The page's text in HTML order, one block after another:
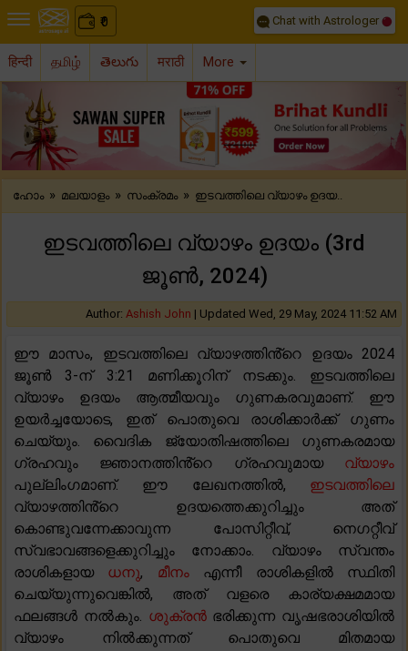
₹
0 Chat with Astrologer
हिन्दी தமிழ் తెలుగు मराठी More
Previous
ഹോം » മലയാളം » സംക്രമം » ഇടവത്തിലെ വ്യാഴം ഉദയ..
ഇടവത്തിലെ വ്യാഴം ഉദയം (3rd
ജൂൺ, 2024)
Author: Ashish John | Updated Wed, 29 May, 2024 11:52 AM
ഈ മാസം, ഇടവത്തിലെ വ്യാഴത്തിൻ്റെ ഉദയം 2024
ജൂൺ 3-ന് 3:21 മണിക്കൂറിന് നടക്കും. ഇടവത്തിലെ
വ്യാഴം ഉദയം ആത്മീയവും ഗുണകരവുമാണ്. ഈ
ഉയർച്ചയോടെ, ഇത് പൊതുവെ രാശിക്കാർക്ക് ഗുണം
ചെയ്യും. വൈദിക ജ്യോതിഷത്തിലെ ഗുണകരമായ
ഗ്രഹവും ജ്ഞാനത്തിൻ്റെ ഗ്രഹവുമായ വ്യാഴം
പുല്ലിംഗമാണ്. ഈ ലേഖനത്തിൽ, ഇടവത്തിലെ
വ്യാഴത്തിൻ്റെ ഉദയത്തെക്കുറിച്ചും അത്
കൊണ്ടുവന്നേക്കാവുന്ന പോസിറ്റീവ്, നെഗറ്റീവ്
സ്വഭാവങ്ങളെക്കുറിച്ചും നോക്കാം. വ്യാഴം സ്വന്തം
രാശികളായ ധനു, മീനംഎന്നീ രാശികളിൽ സ്ഥിതി
ചെയ്യുന്നുവെങ്കിൽ, അത് വളരെ കാര്യക്ഷമമായ
ഫലങ്ങൾ നൽകും. ശുക്രൻഭരിക്കുന്ന വൃഷഭരാശിയിൽ
വ്യാഴം നിൽക്കുന്നത് പൊതുവെ മിതമായ